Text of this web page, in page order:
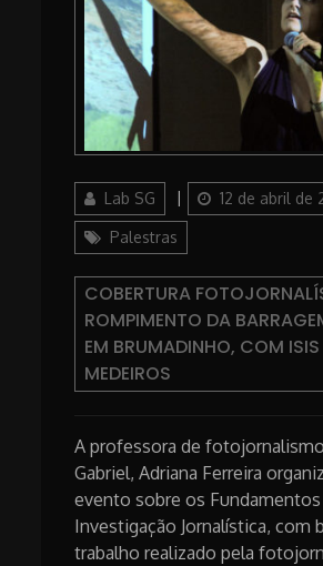
AuthorLab SG
Posted
on
12 de abril de
Palestras
COBERTURA
ROMPIMENTO DA
EM BRUMADINHO, COM ISIS
MEDEIROS
A professora de fotojornalismo
Gabriel, Adriana Ferreira
evento sobre os Fundamentos
Investigação Jornalística, com
trabalho realizado pela